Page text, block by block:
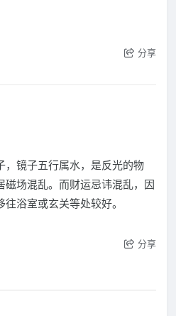
分享
，镜子五行属水，是反光的物
磁场混乱。而财运忌讳混乱，因
浴室或玄关等处较好。
分享